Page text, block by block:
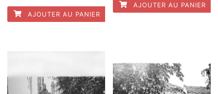
AJOUTER AU PANIER
AJOUTER AU PANIER